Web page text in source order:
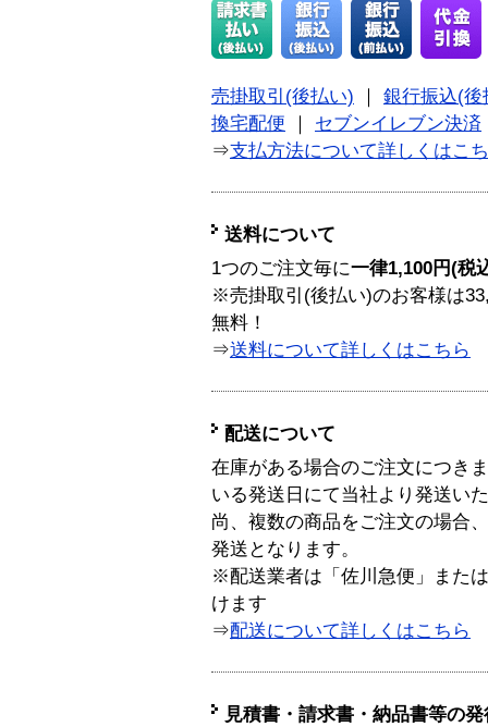
売掛取引(後払い)
銀行振込(後
換宅配便
セブンイレブン決済
⇒支払方法について詳しくはこ
送料について
1つのご注文毎に一律1,100円(税
※売掛取引(後払い)のお客様は
無料！
⇒送料について詳しくはこちら
配送について
在庫がある場合のご注文につき
いる発送日にて当社より発送い
尚、複数の商品をご注文の場合
発送となります。
※配送業者は「佐川急便」また
けます
⇒配送について詳しくはこちら
見積書・請求書・納品書等の